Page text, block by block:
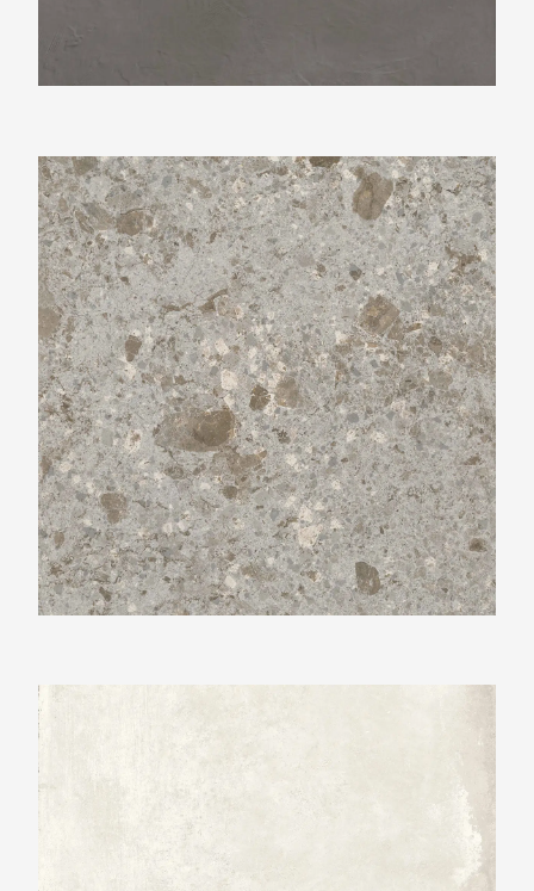
Ariostea Ultra fragmenta Grigio Luminoso
Ariostea Ultra Con Crea Talc